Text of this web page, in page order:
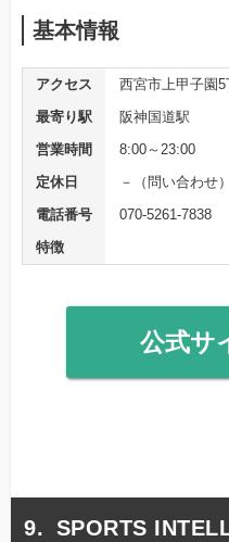
基本情報
アクセス
西宮市上甲子園5
最寄り駅
阪神国道駅
営業時間
8:00～23:00
定休日
－（問い合わせ）
電話番号
070-5261-7838
特徴
公式サ
SPORTS